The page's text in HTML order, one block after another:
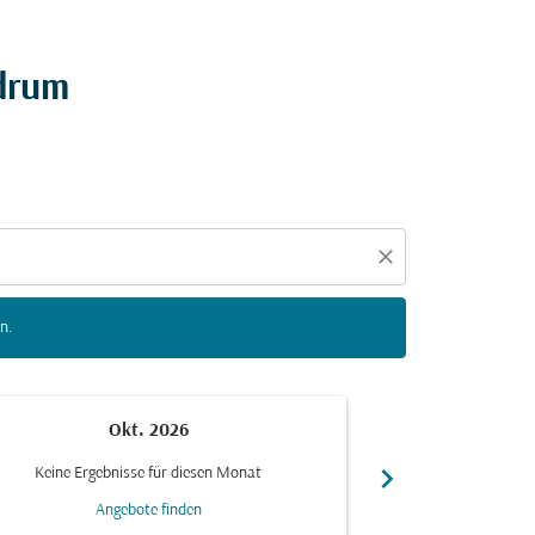
close
interagieren, um Angebote zu finden.
Okt. 2026
Keine Ergebnisse für diesen Monat
Angebote finden
chevron_right